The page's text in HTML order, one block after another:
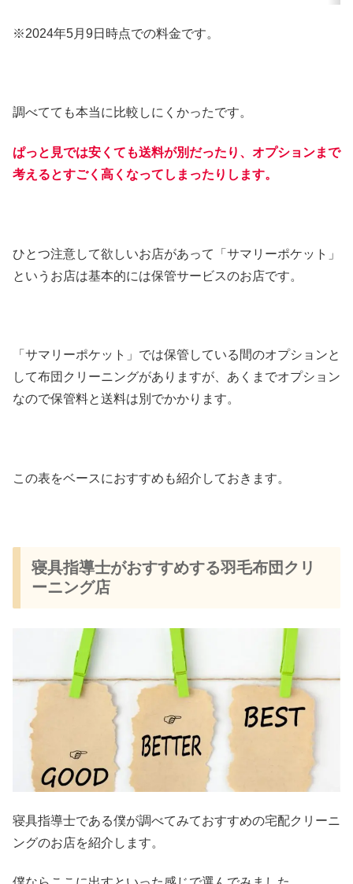
※2024年5月9日時点での料金です。
調べてても本当に比較しにくかったです。
ぱっと見では安くても送料が別だったり、オプションまで
考えるとすごく高くなってしまったりします。
ひとつ注意して欲しいお店があって「サマリーポケット」
というお店は基本的には保管サービスのお店です。
「サマリーポケット」では保管している間のオプションと
して布団クリーニングがありますが、あくまでオプション
なので保管料と送料は別でかかります。
この表をベースにおすすめも紹介しておきます。
寝具指導士がおすすめする羽毛布団クリ
ーニング店
寝具指導士である僕が調べてみておすすめの宅配クリーニ
ングのお店を紹介します。